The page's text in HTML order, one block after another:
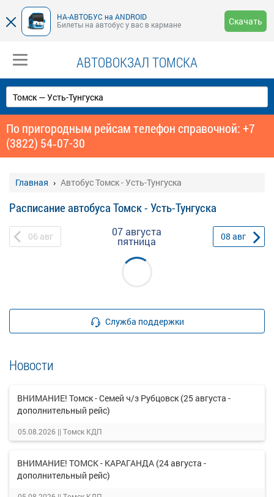
НА-АВТОБУС на ANDROID
Билеты на автобус у вас в кармане
Скачать
АВТОВОКЗАЛ ТОМСКА
По пригородным рейсам телефон справочной: +7
(3822) 54‑07-30
Главная Автобус Томск - Усть-Тунгуска
Расписание автобуса Томск - Усть-Тунгуска
06 авг 07 августа
пятница 08 авг
Служба поддержки
Новости
ВНИМАНИЕ! Томск - Семей ч/з Рубцовск (25 августа -
дополнительный рейс)
05.08.2026 || Томск КДП
ВНИМАНИЕ! ТОМСК - КАРАГАНДА (24 августа -
дополнительный рейс)